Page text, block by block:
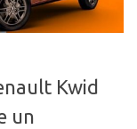
Kwid
un